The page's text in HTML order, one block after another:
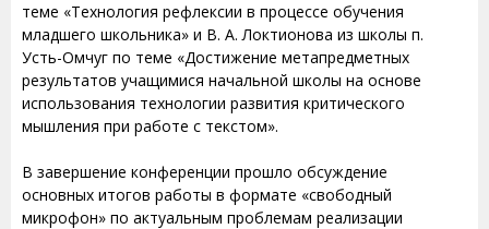
теме «Технология рефлексии в процессе обучения
младшего школьника» и В. А. Локтионова из школы п.
Усть-Омчуг по теме «Достижение метапредметных
результатов учащимися начальной школы на основе
использования технологии развития критического
мышления при работе с текстом».
В завершение конференции прошло обсуждение
основных итогов работы в формате «свободный
микрофон» по актуальным проблемам реализации